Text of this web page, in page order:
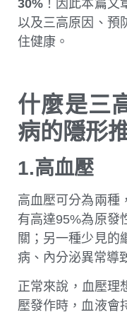
30% ！因此本篇文
以及三高原因、預
住健康。
什麼是三
病的隱形
1.高血壓
高血壓可分為兩種
有高達95%為原發
關；另一種少見的
病、內分泌異常導
正常來說，血壓理
壓發作時，血液會